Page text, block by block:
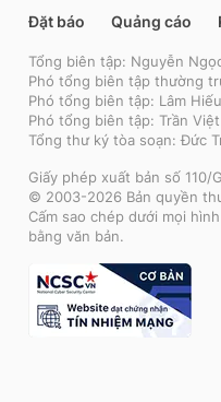
Đặt báo Quảng cáo
Tổng biên tập: Nguyễn
Phó tổng biên tập thường
Phó tổng biên tập: Lâm
Phó tổng biên tập: Trần
Tổng thư ký tòa soạn: Đức
Giấy phép xuất bản số 110/
© 2003-2026 Bản quyền
Cấm sao chép dưới mọi
bằng văn bản.